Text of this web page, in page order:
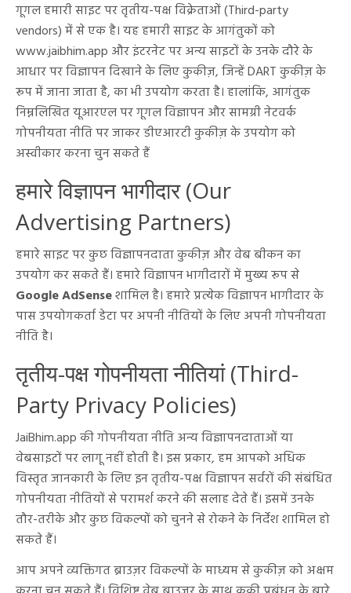
गूगल हमारी साइट पर तृतीय-पक्ष विक्रेताओं (Third-party
vendors) में से एक है। यह हमारी साइट के आगंतुकों को
www.jaibhim.app और इंटरनेट पर अन्य साइटों के उनके दौरे के
आधार पर विज्ञापन दिखाने के लिए कुकीज़, जिन्हें DART कुकीज़ के
रूप में जाना जाता है, का भी उपयोग करता है। हालांकि, आगंतुक
निम्नलिखित यूआरएल पर गूगल विज्ञापन और सामग्री नेटवर्क
गोपनीयता नीति पर जाकर डीएआरटी कुकीज़ के उपयोग को
अस्वीकार करना चुन सकते हैं
हमारे विज्ञापन भागीदार (Our
Advertising Partners)
हमारे साइट पर कुछ विज्ञापनदाता कुकीज़ और वेब बीकन का
उपयोग कर सकते हैं। हमारे विज्ञापन भागीदारों में मुख्य रूप से
Google AdSenseशामिल है। हमारे प्रत्येक विज्ञापन भागीदार के
पास उपयोगकर्ता डेटा पर अपनी नीतियों के लिए अपनी गोपनीयता
नीति है।
तृतीय-पक्ष गोपनीयता नीतियां (Third-
Party Privacy Policies)
JaiBhim.app की गोपनीयता नीति अन्य विज्ञापनदाताओं या
वेबसाइटों पर लागू नहीं होती है। इस प्रकार, हम आपको अधिक
विस्तृत जानकारी के लिए इन तृतीय-पक्ष विज्ञापन सर्वरों की संबंधित
गोपनीयता नीतियों से परामर्श करने की सलाह देते हैं। इसमें उनके
तौर-तरीके और कुछ विकल्पों को चुनने से रोकने के निर्देश शामिल हो
सकते हैं।
आप अपने व्यक्तिगत ब्राउज़र विकल्पों के माध्यम से कुकीज़ को अक्षम